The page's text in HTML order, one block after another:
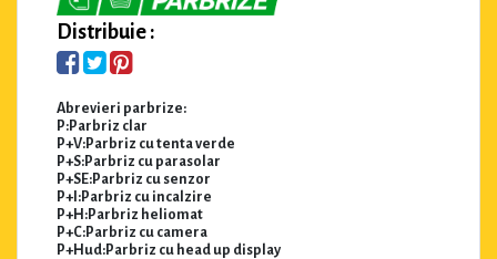
Distribuie :
Abrevieri parbrize:
P:Parbriz clar
P+V:Parbriz cu tenta verde
P+S:Parbriz cu parasolar
P+SE:Parbriz cu senzor
P+I:Parbriz cu incalzire
P+H:Parbriz heliomat
P+C:Parbriz cu camera
P+Hud:Parbriz cu head up display